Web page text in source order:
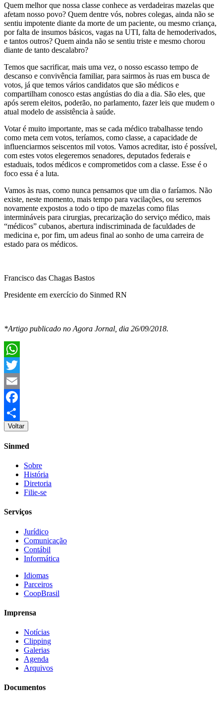
Quem melhor que nossa classe conhece as verdadeiras mazelas que
afetam nosso povo? Quem dentre vós, nobres colegas, ainda não se
sentiu impotente diante da morte de um paciente, ou mesmo criança,
por falta de insumos básicos, vagas na UTI, falta de hemoderivados,
e tantos outros? Quem ainda não se sentiu triste e mesmo chorou
diante de tanto descalabro?
Temos que sacrificar, mais uma vez, o nosso escasso tempo de
descanso e convivência familiar, para sairmos às ruas em busca de
votos, já que temos vários candidatos que são médicos e
compartilham conosco estas angústias do dia a dia. São eles, que
após serem eleitos, poderão, no parlamento, fazer leis que mudem o
atual modelo de assistência à saúde.
Votar é muito importante, mas se cada médico trabalhasse tendo
como meta cem votos, teríamos, como classe, a capacidade de
influenciarmos seiscentos mil votos. Vamos acreditar, isto é possível,
com estes votos elegeremos senadores, deputados federais e
estaduais, todos médicos e comprometidos com a classe. Esse é o
foco essa é a luta.
Vamos às ruas, como nunca pensamos que um dia o faríamos. Não
existe, neste momento, mais tempo para vacilações, ou seremos
novamente expostos a todo o tipo de mazelas como filas
intermináveis para cirurgias, precarização do serviço médico, mais
“médicos” cubanos, abertura indiscriminada de faculdades de
medicina e, por fim, um adeus final ao sonho de uma carreira de
estado para os médicos.
Francisco das Chagas Bastos
Presidente em exercício do Sinmed RN
*Artigo publicado no Agora Jornal, dia 26/09/2018.
WhatsApp
Twitter
Email
Facebook
Share
Voltar
Sinmed
Sobre
História
Diretoria
Filie-se
Serviços
Jurídico
Comunicação
Contábil
Informática
Idiomas
Parceiros
CoopBrasil
Imprensa
Notícias
Clipping
Galerias
Agenda
Arquivos
Documentos